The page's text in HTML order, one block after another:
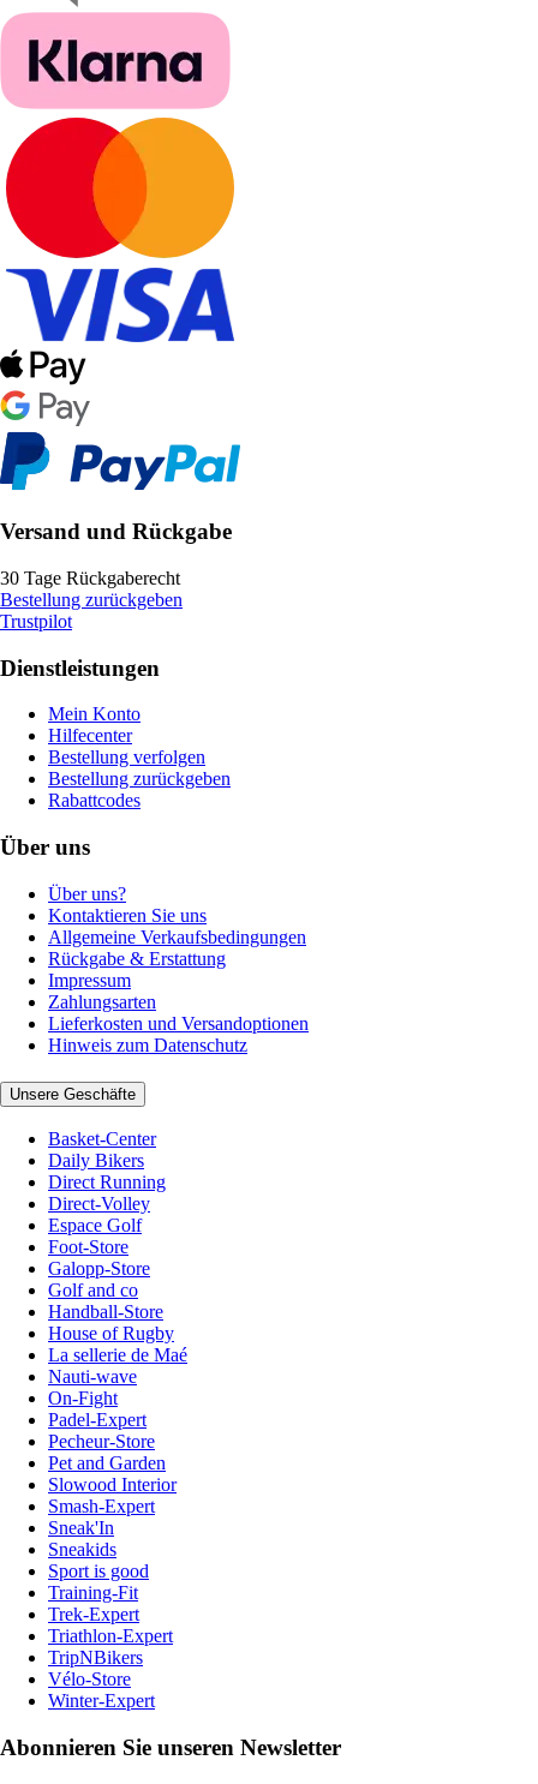
Versand und Rückgabe
30 Tage Rückgaberecht
Bestellung zurückgeben
Trustpilot
Dienstleistungen
Mein Konto
Hilfecenter
Bestellung verfolgen
Bestellung zurückgeben
Rabattcodes
Über uns
Über uns?
Kontaktieren Sie uns
Allgemeine Verkaufsbedingungen
Rückgabe & Erstattung
Impressum
Zahlungsarten
Lieferkosten und Versandoptionen
Hinweis zum Datenschutz
Unsere Geschäfte
Basket-Center
Daily Bikers
Direct Running
Direct-Volley
Espace Golf
Foot-Store
Galopp-Store
Golf and co
Handball-Store
House of Rugby
La sellerie de Maé
Nauti-wave
On-Fight
Padel-Expert
Pecheur-Store
Pet and Garden
Slowood Interior
Smash-Expert
Sneak'In
Sneakids
Sport is good
Training-Fit
Trek-Expert
Triathlon-Expert
TripNBikers
Vélo-Store
Winter-Expert
Abonnieren Sie unseren Newsletter